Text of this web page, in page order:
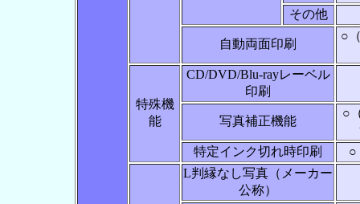
その他
自動両面印刷
○
特殊機
能
CD/DVD/Blu-rayレーベル
印刷
写真補正機能
○
特定インク切れ時印刷
○
L判縁なし写真（メーカー
公称）